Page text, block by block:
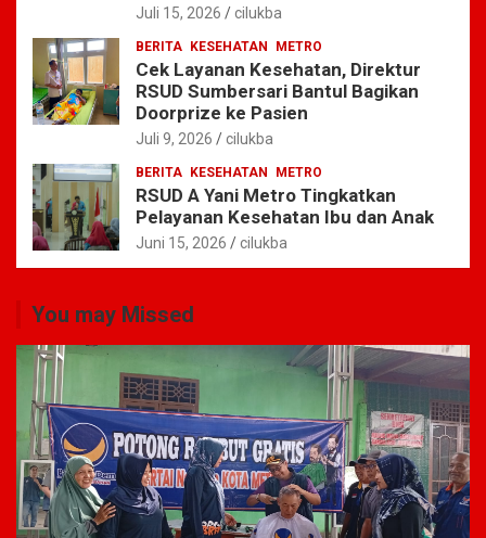
Juli 15, 2026 cilukba
BERITA KESEHATAN METRO
Cek Layanan Kesehatan, Direktur
RSUD Sumbersari Bantul Bagikan
Doorprize ke Pasien
Juli 9, 2026 cilukba
BERITA KESEHATAN METRO
RSUD A Yani Metro Tingkatkan
Pelayanan Kesehatan Ibu dan Anak
Juni 15, 2026 cilukba
You may Missed